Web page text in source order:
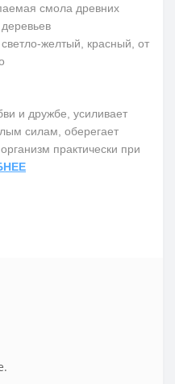
смола древних
желтый, красный, от
и дружбе, усиливает
силам, оберегает
практически при